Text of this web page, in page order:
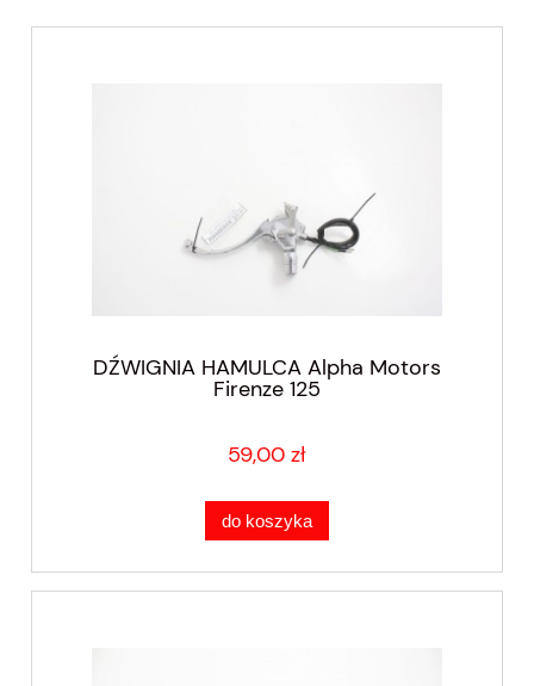
DŹWIGNIA HAMULCA Alpha Motors
Firenze 125
59,00 zł
do koszyka